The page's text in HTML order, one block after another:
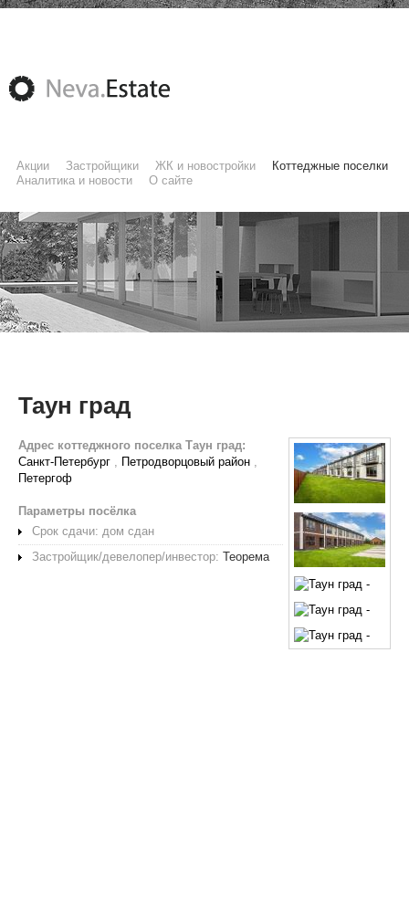
Акции Застройщики ЖК и новостройки
Коттеджные поселки
Аналитика и новости
О сайте
Таун град
Адрес коттеджного поселка Таун град:
Санкт-Петербург , Петродворцовый район ,
Петергоф
Параметры посёлка
Срок сдачи: дом сдан
Застройщик/девелопер/инвестор: Теорема